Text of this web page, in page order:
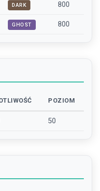
DARK 800
GHOST 800
POZIOM
50